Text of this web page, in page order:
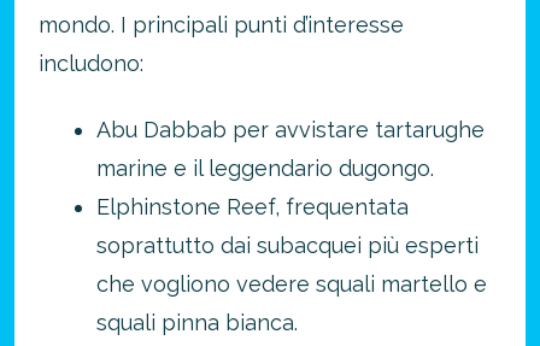
mondo. I principali punti d’interesse
includono:
Abu Dabbab per avvistare tartarughe
marine e il leggendario dugongo.
Elphinstone Reef, frequentata
soprattutto dai subacquei più esperti
che vogliono vedere squali martello e
squali pinna bianca.